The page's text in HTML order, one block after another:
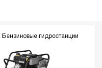
Бензиновые гидростанции